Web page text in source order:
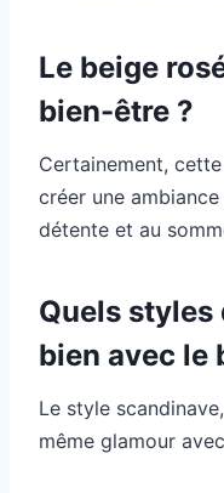
Le beige
bien-être ?
Certainement,
créer une
détente et au
Quels styles
bien avec le
Le style
même glamour